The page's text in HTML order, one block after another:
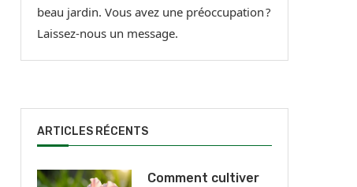
beau jardin. Vous avez une préoccupation ?
Laissez-nous un message.
ARTICLES RÉCENTS
Comment cultiver